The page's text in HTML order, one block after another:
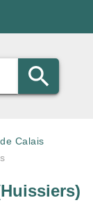
Calais